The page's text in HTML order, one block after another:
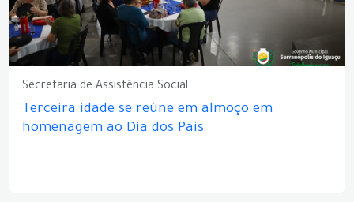
Secretaria de Assistência Social
Terceira idade se reúne em almoço em
homenagem ao Dia dos Pais